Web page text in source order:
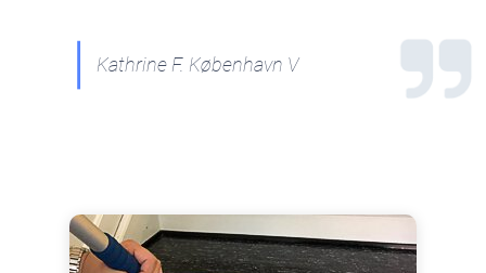
Kathrine F. København V